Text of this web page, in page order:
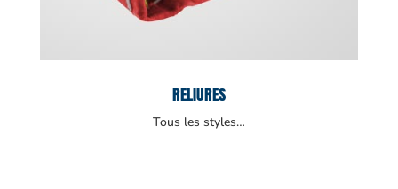
RELIURES
Tous les styles…